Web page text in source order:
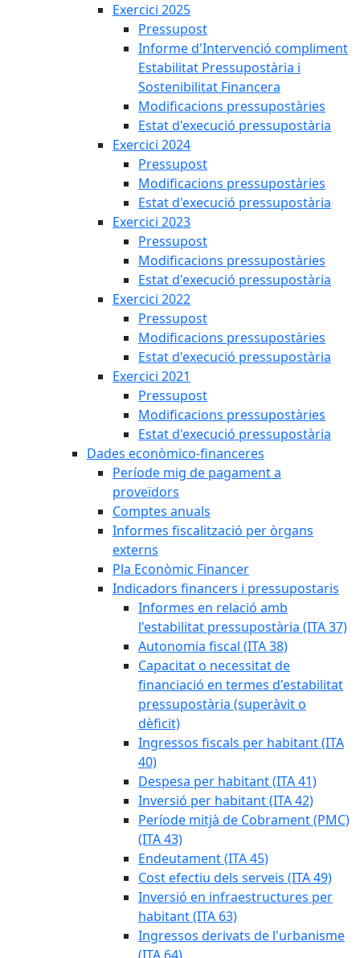
Exercici 2025
Pressupost
Informe d'Intervenció compliment
Estabilitat Pressupostària i
Sostenibilitat Financera
Modificacions pressupostàries
Estat d'execució pressupostària
Exercici 2024
Pressupost
Modificacions pressupostàries
Estat d'execució pressupostària
Exercici 2023
Pressupost
Modificacions pressupostàries
Estat d'execució pressupostària
Exercici 2022
Pressupost
Modificacions pressupostàries
Estat d'execució pressupostària
Exercici 2021
Pressupost
Modificacions pressupostàries
Estat d'execució pressupostària
Dades econòmico-financeres
Període mig de pagament a
proveïdors
Comptes anuals
Informes fiscalització per òrgans
externs
Pla Econòmic Financer
Indicadors financers i pressupostaris
Informes en relació amb
l'estabilitat pressupostària (ITA 37)
Autonomia fiscal (ITA 38)
Capacitat o necessitat de
financiació en termes d'estabilitat
pressupostària (superàvit o
dèficit)
Ingressos fiscals per habitant (ITA
40)
Despesa per habitant (ITA 41)
Inversió per habitant (ITA 42)
Període mitjà de Cobrament (PMC)
(ITA 43)
Endeutament (ITA 45)
Cost efectiu dels serveis (ITA 49)
Inversió en infraestructures per
habitant (ITA 63)
Ingressos derivats de l'urbanisme